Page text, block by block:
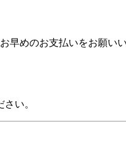
早めのお支払いをお願いい
さい。